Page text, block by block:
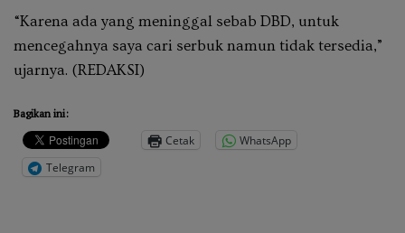
“Karena ada yang meninggal sebab DBD, untuk
mencegahnya saya cari serbuk namun tidak tersedia,”
ujarnya. (REDAKSI)
Bagikan ini:
Cetak
WhatsApp
Telegram